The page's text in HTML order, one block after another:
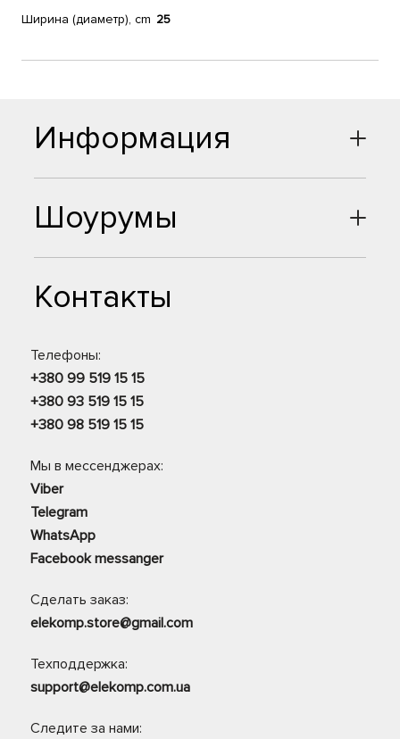
Ширина (диаметр), cm 25
Шоурумы
Контакты
Телефоны:
+380 99 519 15 15
+380 93 519 15 15
+380 98 519 15 15
Мы в мессенджерах:
Viber
Telegram
WhatsApp
Facebook messanger
Сделать заказ:
elekomp.store@gmail.com
Техподдержка:
support@elekomp.com.ua
Следите за нами:
Информация